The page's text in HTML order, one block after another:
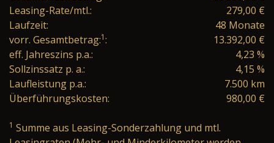
Leasing-Rate/mtl.:
279,00 €
Laufzeit:
48 Monate
vorr. Gesamtbetrag:1:
13.392,00 €
eff. Jahreszins p.a.:
4,23 %
Sollzinssatz p. a.:
4,15 %
Laufleistung p.a.:
7.500 km
Überführungskosten:
980,00 €
1 Summe aus Leasing-Sonderzahlung und mtl.